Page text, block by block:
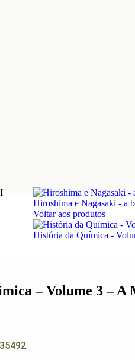
Hiroshima e Nagasaki - a
Voltar aos produtos
História da Química -
– Volume 3 – A